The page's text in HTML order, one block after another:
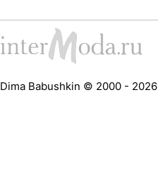
Dima Babushkin © 2000 - 2026